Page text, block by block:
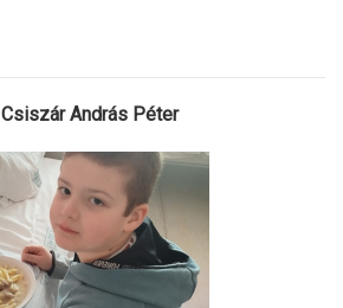
Csiszár András Péter